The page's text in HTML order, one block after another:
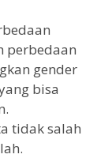
perbedaan
gender
bisa
tidak salah